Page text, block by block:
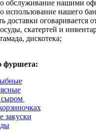
обслуживание нашими
использование нашего
доставки оговаривается
скатертей и
дискотека;
фуршета:
сыром
закуски